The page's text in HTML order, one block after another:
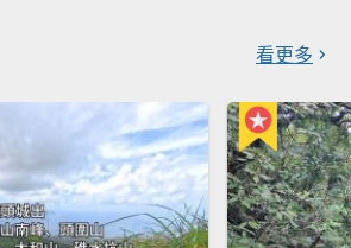
看更多